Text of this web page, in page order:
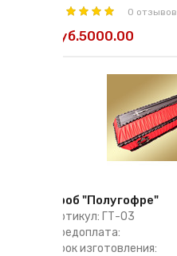
0 отзывов
руб.5000.00
Гроб "Полугофре"
Артикул: ГТ-03
Предоплата:
Срок изготовления: